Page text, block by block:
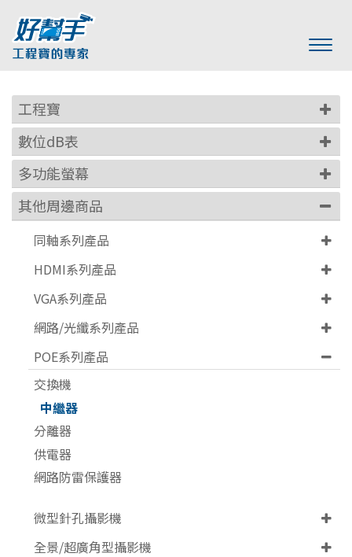
工程寶
數位dB表
多功能螢幕
其他周邊商品
同軸系列產品
HDMI系列產品
VGA系列產品
網路/光纖系列產品
POE系列產品
交換機
中繼器
分離器
供電器
網路防雷保護器
微型針孔攝影機
全景/超廣角型攝影機